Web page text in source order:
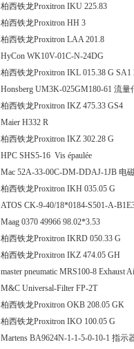
柏西铁龙Proxitron IKU
柏西铁龙Proxitron
柏西铁龙Proxitron LAA
HyCon WK10V-01C-N-24DG
柏西铁龙Proxitron IKL 015.38 G SA1
Honsberg UM3K-025GM180-61 流量
柏西铁龙Proxitron IKZ
Maier H332 R
柏西铁龙Proxitron IKZ
HPC SHS5-16 Vis épaulée
Mac 52A-33-00C-DM-DDAJ-1JB 电
柏西铁龙Proxitron IKH
ATOS CK-9-40/18*0184-S501-A-
Maag 0370 49966 98.02*3.53
柏西铁龙Proxitron IKRD
柏西铁龙Proxitron IKZ
master pneumatic MRS100-8 Exhaust
M&C Universal-Filter FP-2T
柏西铁龙Proxitron OKB
柏西铁龙Proxitron IKO
Martens BA9624N-1-1-5-0-10-1 指示